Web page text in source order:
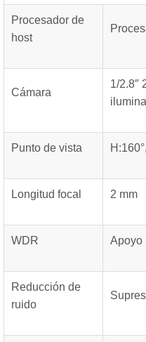
Procesador de
host
Cámara
1/2.8″
Punto de vista
Longitud focal 2 mm
WDR Apoyo
Reducción de
ruido